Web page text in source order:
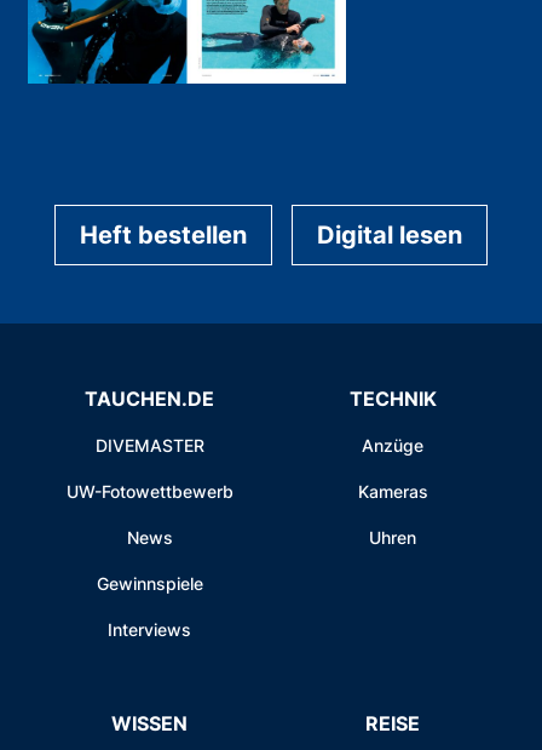
Heft bestellen Digital lesen
TAUCHEN.DE
DIVEMASTER
UW-Fotowettbewerb
News
Gewinnspiele
Interviews
TECHNIK
Anzüge
Kameras
Uhren
WISSEN REISE